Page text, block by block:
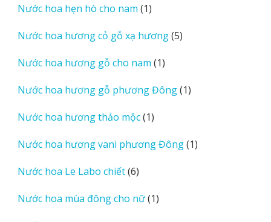
Nước hoa hẹn hò cho nam 11
phẩm
Nước hoa hương cỏ gỗ xạ hương 55
Nước hoa hương gỗ cho nam 11
phẩm
Nước hoa hương gỗ phương Đông 11
Nước hoa hương thảo mộc 11
phẩm
Nước hoa hương vani phương Đông 11
Nước hoa Le Labo chiết 66
phẩm
Nước hoa mùa đông cho nữ 11